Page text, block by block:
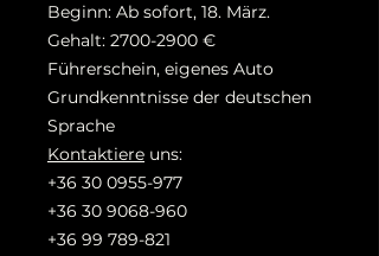
Beginn: Ab sofort, 18. März.
Gehalt: 2700-2900 €
Führerschein, eigenes Auto
Grundkenntnisse der deutschen
Sprache
Kontaktiere uns:
+36 30 0955-977
+36 30 9068-960
+36 99 789-821